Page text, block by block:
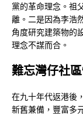
黨的革命理念。祖
離。二是因為李浩
角度研究建築物的
理念不謀而合。
難忘灣仔社
在九十年代返港後
新舊兼備，豐富多